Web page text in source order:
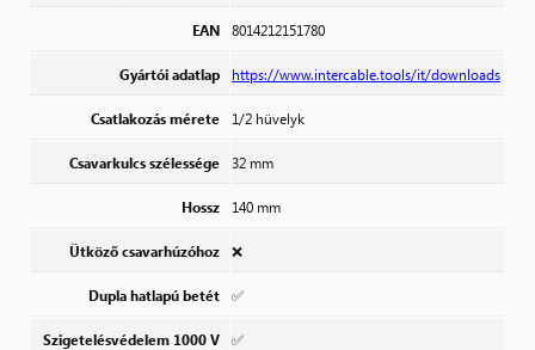
EAN 8014212151780
Gyártói adatlap https://www.intercable.tools/it/downloads
Csatlakozás mérete 1/2 hüvelyk
Csavarkulcs szélessége 32 mm
Hossz 140 mm
Ütköző csavarhúzóhoz ❌
Dupla hatlapú betét ✅
Szigetelésvédelem 1000 V ✅